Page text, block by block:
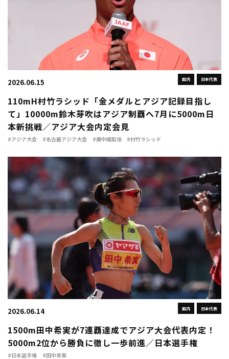
国内 日本代表
2026.06.15
110mH村竹ラシッド「金メダルとアジア記録目指し
て」10000m鈴木芽吹はアジア制覇へ7月に5000m日
本新挑戦／アジア大会内定会見
#アジア大会 #名古屋アジア大会 #廣中璃梨佳 #村竹ラシッド
国内 日本代表
2026.06.14
1500m田中希実が7連覇達成でアジア大会代表内定！
5000m2位から勝負に徹し一歩前進／日本選手権
#日本選手権 #田中希実